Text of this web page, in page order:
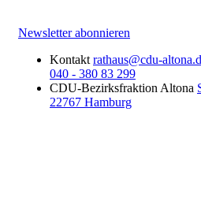
Newsletter abonnieren
Kontakt rathaus@cdu-
040 - 380 83 299
CDU-Bezirksfraktion Altona
22767 Hamburg